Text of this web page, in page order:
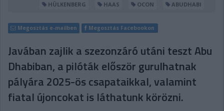
HÜLKENBERG
HAAS OCON ABUDHABI
Megosztás e-mailben Megosztás Facebookon
Javában zajlik a szezonzáró utáni teszt Abu
Dhabiban, a pilóták először gurulhatnak
pályára 2025-ös csapataikkal, valamint
fiatal újoncokat is láthatunk körözni.